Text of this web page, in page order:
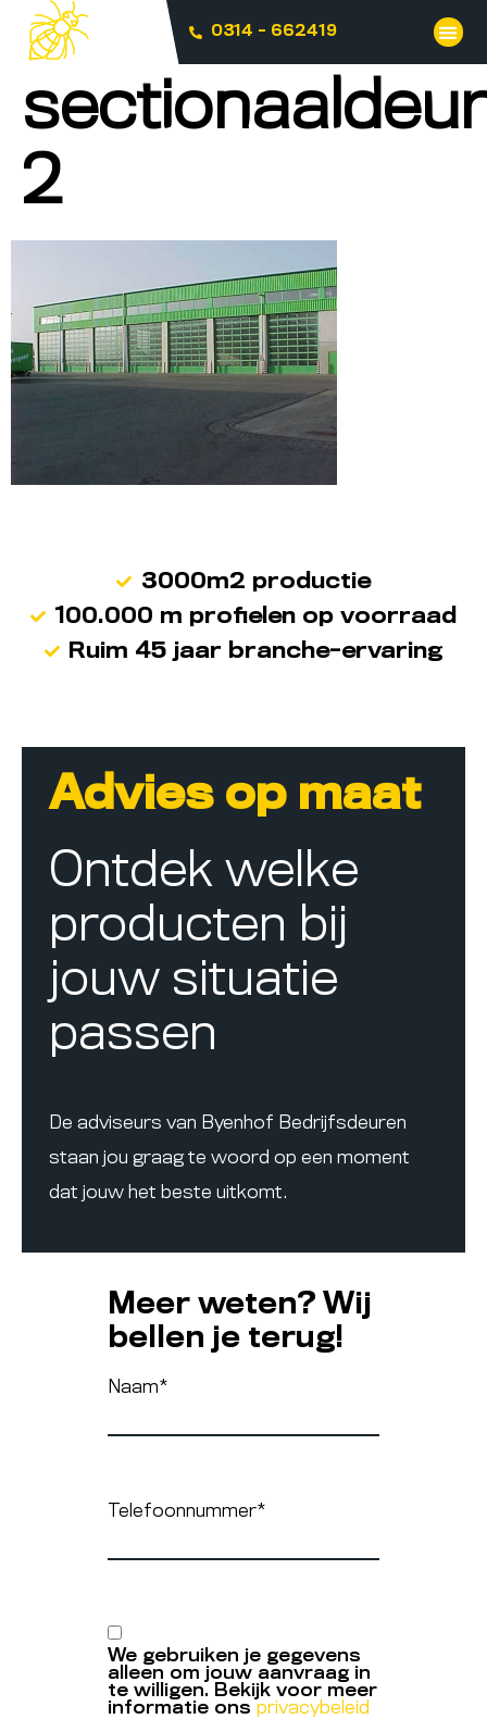
0314 - 662419
2
3000m2 productie
100.000 m profielen op voorraad
Ruim 45 jaar branche-ervaring
Advies op maat
Ontdek welke
producten bij
jouw situatie
passen
De adviseurs van Byenhof Bedrijfsdeuren
staan jou graag te woord op een moment
dat jouw het beste uitkomt.
Meer weten? Wij
bellen je terug!
Naam*
Telefoonnummer*
We gebruiken je gegevens
alleen om jouw aanvraag in
te willigen. Bekijk voor meer
informatie ons privacybeleid